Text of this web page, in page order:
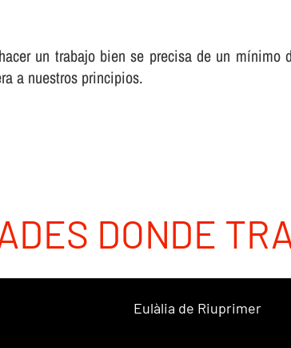
un trabajo bien se precisa de un
a nuestros principios.
DONDE
Eulàlia de Riuprimer